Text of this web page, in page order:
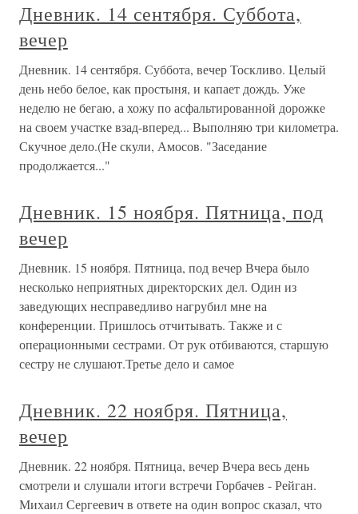
Дневник. 14 сентября. Суббота,
вечер
Дневник. 14 сентября. Суббота, вечер Тоскливо. Целый
день небо белое, как простыня, и капает дождь. Уже
неделю не бегаю, а хожу по асфальтированной дорожке
на своем участке взад-вперед... Выполняю три километра.
Скучное дело.(Не скули, Амосов. "Заседание
продолжается..."
Дневник. 15 ноября. Пятница, под
вечер
Дневник. 15 ноября. Пятница, под вечер Вчера было
несколько неприятных директорских дел. Один из
заведующих несправедливо нагрубил мне на
конференции. Пришлось отчитывать. Также и с
операционными сестрами. От рук отбиваются, старшую
сестру не слушают.Третье дело и самое
Дневник. 22 ноября. Пятница,
вечер
Дневник. 22 ноября. Пятница, вечер Вчера весь день
смотрели и слушали итоги встречи Горбачев - Рейган.
Михаил Сергеевич в ответе на один вопрос сказал, что